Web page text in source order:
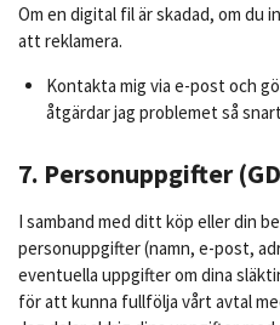
Om en digital fil är skadad, om du
att reklamera.
Kontakta mig via e-post och
åtgärdar jag problemet så
7. Personuppgifter
I samband med ditt köp eller din
personuppgifter (namn, e-post,
eventuella uppgifter om dina
för att kunna fullfölja vårt avtal